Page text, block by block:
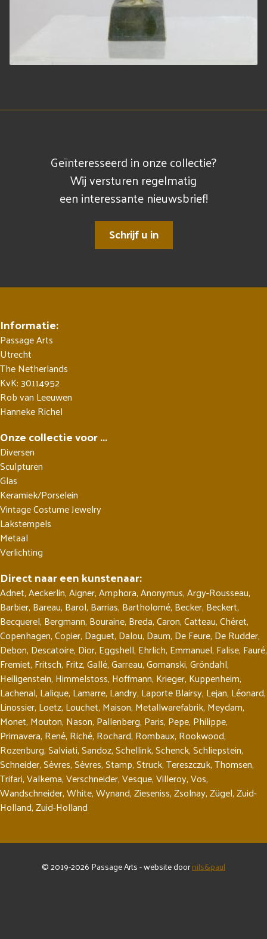
Geïnteresseerd in onze collectie?
Wij versturen regelmatig
een interessante nieuwsbrief!
Schrijf u in
Informatie:
Passage Arts
Utrecht
The Netherlands
KvK: 30114952
Rob van Leeuwen
Hanneke Richel
Onze collectie voor ...
Diversen
Sculpturen
Glas
Keramiek/Porselein
Vintage Costume Jewelry
Lakstempels
Metaal
Verlichting
Direct naar een kunstenaar:
Adnet,Aeckerlin,Aigner,Amphora,Anonymus,Argy-Rousseau,
Barbier, Bareau, Barol, Barrias, Bartholomé, Becker, Beckert,
Becquerel, Bergmann, Bouraine, Breda,Caron,Catteau,Chéret,
Copenhagen,Copier, Daguet, Dalou, Daum, De Feure, De Rudder,
Debon, Descatoire, Dior, Eggshell, Ehrlich, Emmanuel, Falise, Fauré,
Fremiet, Fritsch, Fritz,Gallé,Garreau,Gomanski,Gröndahl,
Heiligenstein, Himmelstoss, Hoffmann, Krieger, Kuppenheim,
Lachenal, Lalique, Lamarre, Landry, Laporte Blairsy, Lejan, Léonard,
Linossier, Loetz, Louchet, Maison, Metallwarefabrik, Meydam,
Monet, Mouton, Nason, Pallenberg, Paris, Pepe, Philippe,
Primavera, René, Riché, Rochard, Rombaux, Rookwood,
Rozenburg,Salviati,Sandoz,Schellink,Schenck,Schliepstein,
Schneider,Sèvres,Sèvres,Stamp,Struck,Tereszczuk,Thomsen,
Trifari,Valkema,Verschneider,Vesque,Villeroy,Vos,
Wandschneider,White,Wynand,Zieseniss,Zsolnay,Zügel,Zuid-
Holland,Zuid-Holland
© 2019-2026 Passage Arts - website doornils&paul